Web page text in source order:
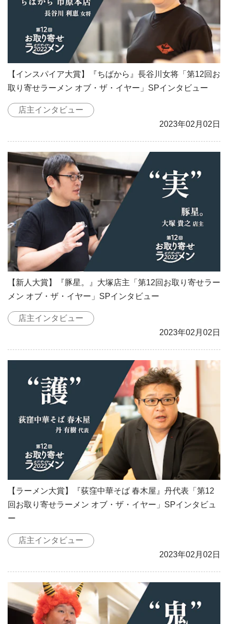
【インスパイア大賞】『ちばから』長谷川女将「第12回お
取り寄せラーメン オブ・ザ・イヤー」SPインタビュー
店主インタビュー
2023年02月02日
【新人大賞】『豚星。』大塚店主「第12回お取り寄せラー
メン オブ・ザ・イヤー」SPインタビュー
店主インタビュー
2023年02月02日
【ラーメン大賞】『荻窪中華そば 春木屋』丹代表「第12
回お取り寄せラーメン オブ・ザ・イヤー」SPインタビュ
ー
店主インタビュー
2023年02月02日